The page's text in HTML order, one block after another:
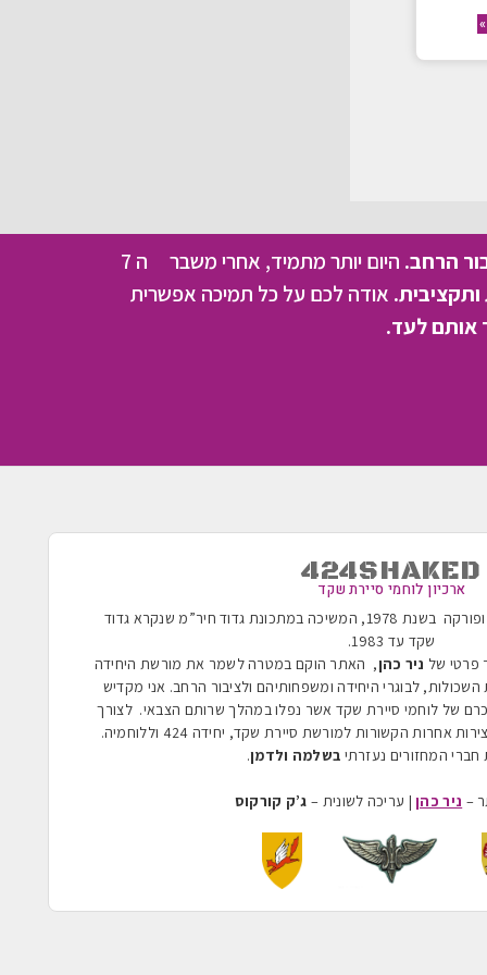
הרחב.
היום יותר מתמיד, אחרי משבר ה 7
אודה לכם על כל תמיכה אפשרית
אותם לעד.
424SHAKED
ארכיון לוחמי סיירת שקד
הוקמה בשנת 1955 ופורקה בשנת 1978, המשיכה במתכונת גדוד חיר”מ שנקרא גדוד
שקד עד 1983
.
פרטי של ניר כהן, האתר הוקם במטרה לשמר את מורשת היחידה
לבוגרי היחידה ומשפחותיהם ולציבור הרחב. אני מקדיש
של לוחמי סיירת שקד אשר נפלו במהלך שרותם הצבאי. לצורך
אחרות הקשורות למורשת סיירת שקד, יחידה 424 וללוחמיה.
חברי המחזורים נעזרתי בשלמה ולדמן.
– ניר כהן| עריכה לשונית – ג’ק קורקוס